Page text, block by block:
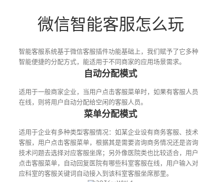
微信智能客服怎么玩
智能客服系统基于微信客服插件功能基础上，我们赋予了它多种
智能便捷的分配方式，能适用于不同商家的应用场景需求。
自动分配模式
适用于一般商家企业，当用户点击客服菜单时，如果有客服人员
在线，则将用户自动分配给空闲的客服人员。
菜单分配模式
适用于企业有多种类型客服情况：如某企业设有商务客服、技术
客服，用户点击客服菜单，根据其是需要咨询商务情况还是咨询
技术问题去选择对应客服坐席；另外像医院类也比较适合，用户
点击客服菜单，自动回复医院有哪些科室客服在线，用户输入对
应科室的客服关键词自动接入到该科室客服坐席那里。